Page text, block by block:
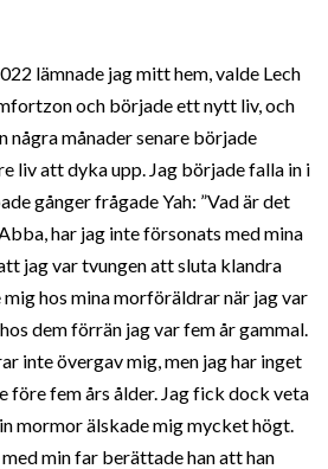
lämnade jag mitt hem, valde Lech
och började ett nytt liv, och
några månader senare började
liv att dyka upp. Jag började falla in i
gånger frågade Yah: ”Vad är det
har jag inte försonats med mina
jag var tvungen att sluta klandra
hos mina morföräldrar när jag var
dem förrän jag var fem år gammal.
inte övergav mig, men jag har inget
före fem års ålder. Jag fick dock veta
mormor älskade mig mycket högt.
min far berättade han att han